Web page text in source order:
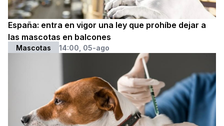
España: entra en vigor una ley que prohíbe dejar a
las mascotas en balcones
Mascotas 14:00, 05-ago